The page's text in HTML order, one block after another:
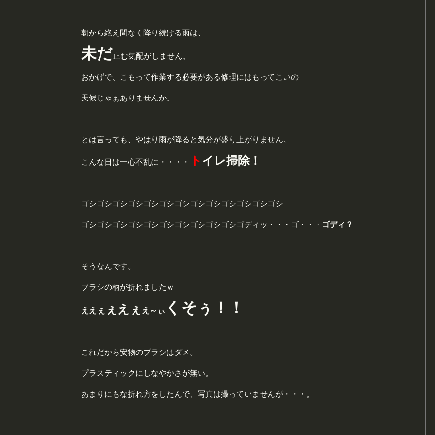
朝から絶え間なく降り続ける雨は、
未だ止む気配がしません。
おかげで、こもって作業する必要がある修理にはもってこいの
天候じゃぁありませんか。
とは言っても、やはり雨が降ると気分が盛り上がりません。
こんな日は一心不乱に・・・・ ト イレ掃除！
ゴシゴシゴシゴシゴシゴシゴシゴシゴシゴシゴシゴシゴシ
ゴシゴシゴシゴシゴシゴシゴシゴシゴシゴシゴディッ・・・ゴ・・・ ゴディ？
そうなんです。
ブラシの柄が折れましたｗ
ええ ぇ ぇ えぇ え～ぃ くそぅ！！
これだから安物のブラシはダメ。
プラスティックにしなやかさが無い。
あまりにもな折れ方をしたんで、写真は撮っていませんが・・・。